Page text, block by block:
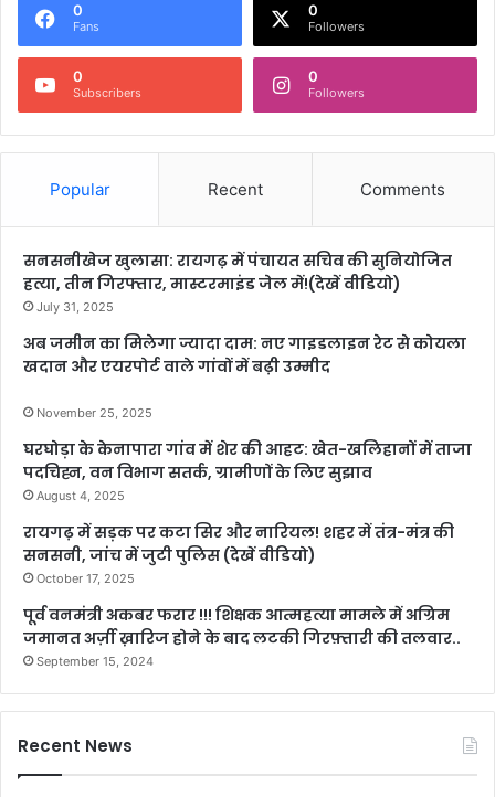
0
Fans
0
Followers
0
Subscribers
0
Followers
Popular Recent Comments
सनसनीखेज खुलासा: रायगढ़ में पंचायत सचिव की सुनियोजित
हत्या, तीन गिरफ्तार, मास्टरमाइंड जेल में!(देखें वीडियो)
July 31, 2025
अब जमीन का मिलेगा ज्यादा दाम: नए गाइडलाइन रेट से कोयला
खदान और एयरपोर्ट वाले गांवों में बढ़ी उम्मीद
November 25, 2025
घरघोड़ा के केनापारा गांव में शेर की आहट: खेत-खलिहानों में ताजा
पदचिह्न, वन विभाग सतर्क, ग्रामीणों के लिए सुझाव
August 4, 2025
रायगढ़ में सड़क पर कटा सिर और नारियल! शहर में तंत्र-मंत्र की
सनसनी, जांच में जुटी पुलिस (देखें वीडियो)
October 17, 2025
पूर्व वनमंत्री अकबर फरार !!! शिक्षक आत्महत्या मामले में अग्रिम
जमानत अर्ज़ी ख़ारिज होने के बाद लटकी गिरफ़्तारी की तलवार..
September 15, 2024
Recent News